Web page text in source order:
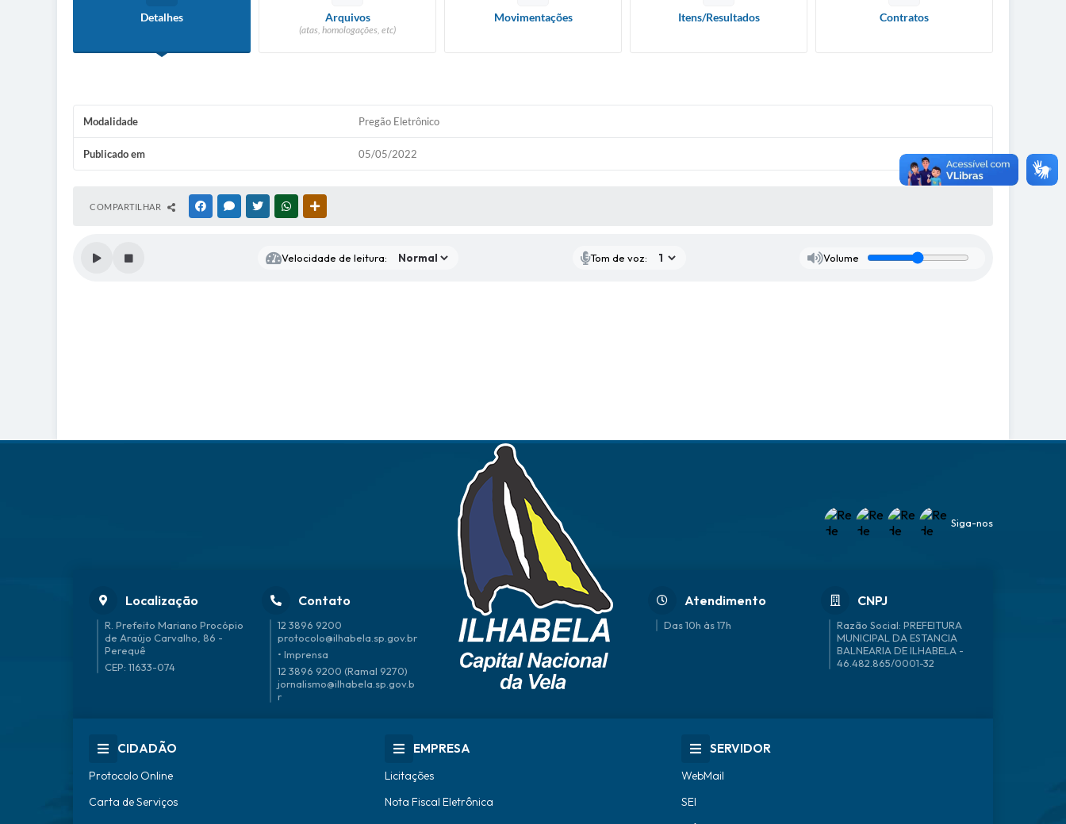
Detalhes Arquivos
(atas, homologações, etc)
Movimentações Itens/Resultados Contratos
Modalidade Pregão Eletrônico
Publicado em 05/05/2022
COMPARTILHAR FACEBOOKMESSENGER
TWITTERWHATSAPP
Velocidade de leitura: Tom de voz: Volume
Localização
R. Prefeito Mariano Procópio
de Araújo Carvalho, 86 -
Perequê
CEP: 11633-074
Contato
12 3896 9200
protocolo@ilhabela.sp.gov.br
• Imprensa
12 3896 9200 (Ramal 9270)
jornalismo@ilhabela.sp.gov.b
r
Atendimento
Das 10h às 17h
CNPJ
46.482.865/0001-32
Siga-nos
CIDADÃO
Protocolo Online
Carta de Serviços
EMPRESA
Licitações
Nota Fiscal Eletrônica
SERVIDOR
WebMail
SEI